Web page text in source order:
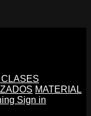
MATERIAL
Sign in